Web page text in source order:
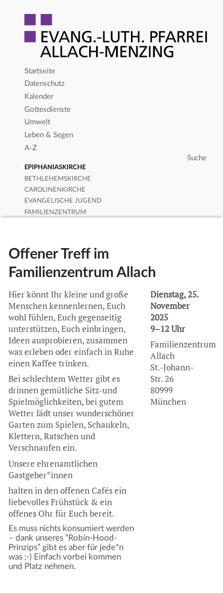
Startseite
Datenschutz
Kalender
Gottesdienste
Umwelt
Leben & Segen
A-Z
EPIPHANIASKIRCHE
BETHLEHEMSKIRCHE
CAROLINENKIRCHE
EVANGELISCHE JUGEND
FAMILIENZENTRUM
Offener Treff im
Familienzentrum Allach
Hier könnt Ihr kleine und große
Menschen kennenlernen, Euch
wohl fühlen, Euch gegenseitig
unterstützen, Euch einbringen,
Ideen ausprobieren, zusammen
was erleben oder einfach in Ruhe
einen Kaffee trinken.
Bei schlechtem Wetter gibt es
drinnen gemütliche Sitz-und
Spielmöglichkeiten, bei gutem
Wetter lädt unser wunderschöner
Garten zum Spielen, Schaukeln,
Klettern, Ratschen und
Verschnaufen ein.
Unsere ehrenamtlichen
Gastgeber*innen
halten in den offenen Cafés ein
liebevolles Frühstück & ein
offenes Ohr für Euch bereit.
Es muss nichts konsumiert werden
– dank unseres “Robin-Hood-
Prinzips” gibt es aber für jede*n
was ;-) Einfach vorbei kommen
und Platz nehmen.
Dienstag, 25.
November
2025
9–12 Uhr
Familienzentrum
Allach
St.-Johann-
Str. 26
80999
München